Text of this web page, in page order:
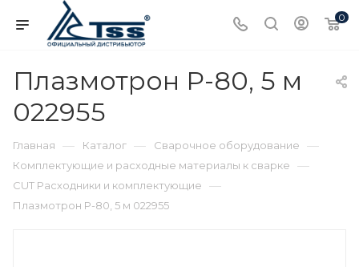
0
Плазмотрон P-80, 5 м
022955
Главная — Каталог — Сварочное оборудование —
Комплектующие и расходные материалы к сварке —
CUT Расходники и комплектующие —
Плазмотрон P-80, 5 м 022955